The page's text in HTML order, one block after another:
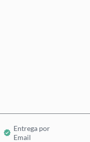
Entrega por
Email